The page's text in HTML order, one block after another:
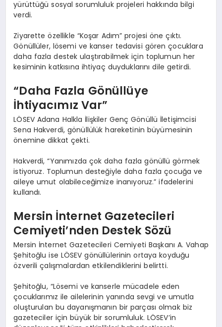
yürüttüğü sosyal sorumluluk projeleri hakkında bilgi
verdi.
Ziyarette özellikle “Koşar Adım” projesi öne çıktı.
Gönüllüler, lösemi ve kanser tedavisi gören çocuklara
daha fazla destek ulaştırabilmek için toplumun her
kesiminin katkısına ihtiyaç duyduklarını dile getirdi.
“Daha Fazla Gönüllüye
İhtiyacımız Var”
LÖSEV Adana Halkla İlişkiler Genç Gönüllü İletişimcisi
Sena Hakverdi, gönüllülük hareketinin büyümesinin
önemine dikkat çekti.
Hakverdi, “Yanımızda çok daha fazla gönüllü görmek
istiyoruz. Toplumun desteğiyle daha fazla çocuğa ve
aileye umut olabileceğimize inanıyoruz.” ifadelerini
kullandı.
Mersin İnternet Gazetecileri
Cemiyeti’nden Destek Sözü
Mersin İnternet Gazetecileri Cemiyeti Başkanı A. Vahap
Şehitoğlu ise LÖSEV gönüllülerinin ortaya koyduğu
özverili çalışmalardan etkilendiklerini belirtti.
Şehitoğlu, “Lösemi ve kanserle mücadele eden
çocuklarımız ile ailelerinin yanında sevgi ve umutla
oluşturulan bu dayanışmanın bir parçası olmak biz
gazeteciler için büyük bir sorumluluk. LÖSEV’in